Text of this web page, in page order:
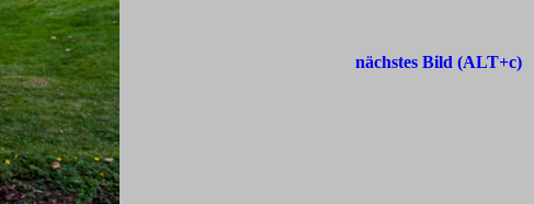
nächstes Bild (ALT+c)